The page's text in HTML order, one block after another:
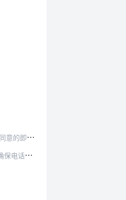
对
需提供呼出接入服务的，基础电信业务经营者应当事前核验该呼叫中心业务经营者是否具备相应管理措施和技术能力，确保呼出仅被用于经用户同意的即时回访和信息咨询等服务。…
可查。